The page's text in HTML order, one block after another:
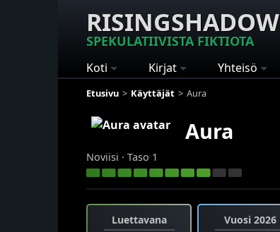
RISINGSHADOW
SPEKULATIIVISTA FIKTIOTA
Koti Kirjat Yhteisö
Etusivu Käyttäjät Aura
Aura
Noviisi · Taso 1
Luettavana Vuosi 2026